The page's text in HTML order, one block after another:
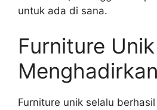
untuk ada di sana.
Furniture
Furniture unik selalu